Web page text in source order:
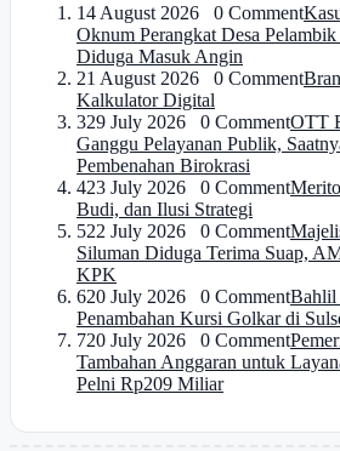
14 August 2026 0 Comment
Oknum Perangkat Desa
Diduga Masuk Angin
21 August 2026 0 Comment
Kalkulator Digital
329 July 2026 0 CommentOTT
Ganggu Pelayanan Publik,
Pembenahan Birokrasi
423 July 2026 0 Comment
Budi, dan Ilusi Strategi
522 July 2026 0 Comment
Siluman Diduga Terima Suap,
KPK
620 July 2026 0 CommentBahlil
Penambahan Kursi Golkar di
720 July 2026 0 Comment
Tambahan Anggaran untuk
Pelni Rp209 Miliar